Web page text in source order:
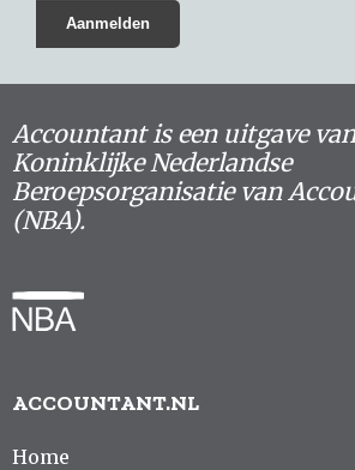
Accountant is een uitgave
Koninklijke Nederlandse
Beroepsorganisatie van
(NBA).
ACCOUNTANT.NL
Home